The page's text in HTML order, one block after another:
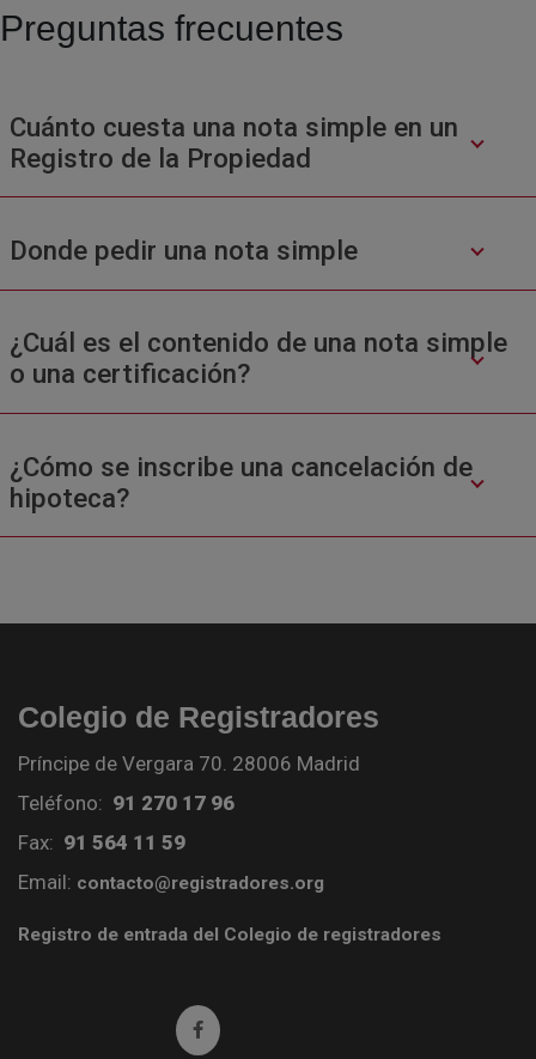
Preguntas frecuentes
Cuánto cuesta una nota simple en un
Registro de la Propiedad
Donde pedir una nota simple
¿Cuál es el contenido de una nota simple
o una certificación?
¿Cómo se inscribe una cancelación de
hipoteca?
Colegio de Registradores
Príncipe de Vergara 70. 28006 Madrid
Teléfono: 91 270 17 96
Fax: 91 564 11 59
Email: contacto@registradores.org
Registro de entrada del Colegio de registradores
Ir a facebook (abre en ventana nueva)